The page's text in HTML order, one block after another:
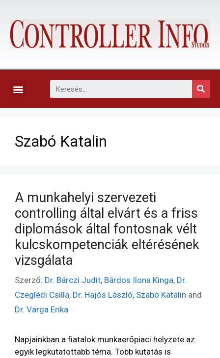
Szabó Katalin
A munkahelyi szervezeti
controlling által elvárt és a friss
diplomások által fontosnak vélt
kulcskompetenciák eltérésének
vizsgálata
Szerző: Dr. Bárczi Judit, Bárdos Ilona Kinga, Dr.
Czeglédi Csilla, Dr. Hajós László, Szabó Katalin and
Dr. Varga Erika
Napjainkban a fiatalok munkaerőpiaci helyzete az
egyik legkutatottabb téma. Több kutatás is